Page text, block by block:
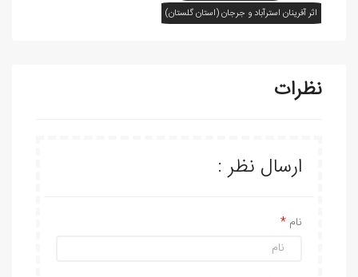
اثر آفرينان استرآباد و جرجان (استان گلستان)
نظرات
ارسال نظر :
نام